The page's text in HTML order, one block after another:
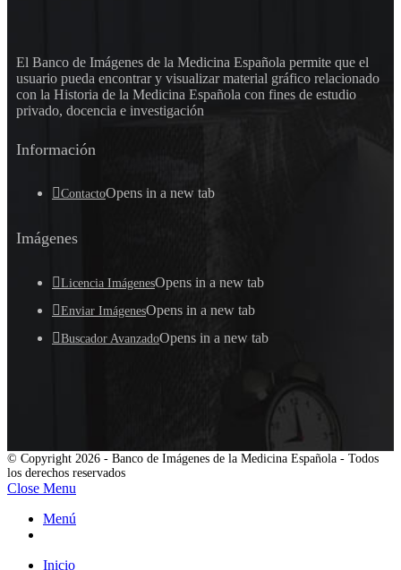
El Banco de Imágenes de la Medicina Española permite que el
usuario pueda encontrar y visualizar material gráfico relacionado
con la Historia de la Medicina Española con fines de estudio
privado, docencia e investigación
Información
ContactoOpens in a new tab
Imágenes
Licencia ImágenesOpens in a new tab
Enviar ImágenesOpens in a new tab
Buscador AvanzadoOpens in a new tab
© Copyright 2026 - Banco de Imágenes de la Medicina Española - Todos
los derechos reservados
Close Menu
Menú
Inicio